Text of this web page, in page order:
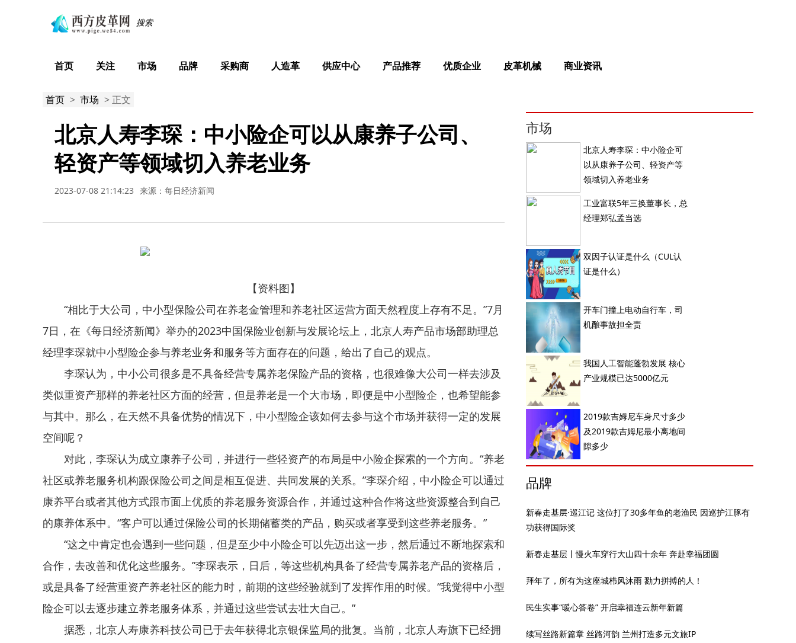
首页 关注 市场 品牌 采购商 人造革 供应中心 产品推荐 优质企业 皮革机械 商业资讯
首页 > 市场 > 正文
北京人寿李琛：中小险企可以从康养子公司、
轻资产等领域切入养老业务
2023-07-08 21:14:23 来源：每日经济新闻
【资料图】
“相比于大公司，中小型保险公司在养老金管理和养老社区运营方面天然程度上存有不足。”7月
7日，在《每日经济新闻》举办的2023中国保险业创新与发展论坛上，北京人寿产品市场部助理总
经理李琛就中小型险企参与养老业务和服务等方面存在的问题，给出了自己的观点。
李琛认为，中小公司很多是不具备经营专属养老保险产品的资格，也很难像大公司一样去涉及
类似重资产那样的养老社区方面的经营，但是养老是一个大市场，即便是中小型险企，也希望能参
与其中。那么，在天然不具备优势的情况下，中小型险企该如何去参与这个市场并获得一定的发展
空间呢？
对此，李琛认为成立康养子公司，并进行一些轻资产的布局是中小险企探索的一个方向。“养老
社区或养老服务机构跟保险公司之间是相互促进、共同发展的关系。”李琛介绍，中小险企可以通过
康养平台或者其他方式跟市面上优质的养老服务资源合作，并通过这种合作将这些资源整合到自己
的康养体系中。“客户可以通过保险公司的长期储蓄类的产品，购买或者享受到这些养老服务。”
“这之中肯定也会遇到一些问题，但是至少中小险企可以先迈出这一步，然后通过不断地探索和
合作，去改善和优化这些服务。”李琛表示，日后，等这些机构具备了经营专属养老产品的资格后，
或是具备了经营重资产养老社区的能力时，前期的这些经验就到了发挥作用的时候。“我觉得中小型
险企可以去逐步建立养老服务体系，并通过这些尝试去壮大自己。”
据悉，北京人寿康养科技公司已于去年获得北京银保监局的批复。当前，北京人寿旗下已经拥
市场
北京人寿李琛：中小险企可
以从康养子公司、轻资产等
领域切入养老业务
工业富联5年三换董事长，总
经理郑弘孟当选
双因子认证是什么（CUL认
证是什么）
开车门撞上电动自行车，司
机酿事故担全责
我国人工智能蓬勃发展 核心
产业规模已达5000亿元
2019款吉姆尼车身尺寸多少
及2019款吉姆尼最小离地间
隙多少
品牌
新春走基层·巡江记 这位打了30多年鱼的老渔民 因巡护江豚有
功获得国际奖
新春走基层丨慢火车穿行大山四十余年 奔赴幸福团圆
拜年了，所有为这座城栉风沐雨 勠力拼搏的人！
民生实事“暖心答卷” 开启幸福连云新年新篇
续写丝路新篇章 丝路河韵 兰州打造多元文旅IP